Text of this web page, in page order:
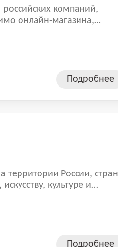
компаний,
онлайн-магазина,
Маркет и
У компании более 18 000
Подробнее
территории России, стран
культуре и
Подробнее